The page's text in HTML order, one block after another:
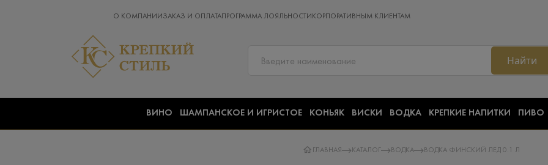
О КОМПАНИИ ЗАКАЗ И ОПЛАТАПРОГРАММА ЛОЯЛЬНОСТИ КОРПОРАТИВНЫМ КЛИЕНТАМ
Найти
ВИНО ШАМПАНСКОЕ И ИГРИСТОЕ КОНЬЯК ВИСКИ ВОДКА КРЕПКИЕ НАПИТКИ ПИВО
ГЛАВНАЯ КАТАЛОГ ВОДКА ВОДКА ФИНСКИЙ ЛЕД 0.1 Л